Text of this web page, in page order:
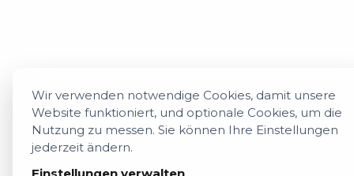
Wir verwenden notwendige Cookies, damit unsere
Website funktioniert, und optionale Cookies, um die
Nutzung zu messen. Sie können Ihre Einstellungen
jederzeit ändern.